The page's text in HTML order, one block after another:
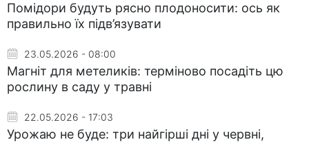
Помідори будуть рясно плодоносити: ось як
правильно їх підв’язувати
23.05.2026 - 08:00
Магніт для метеликів: терміново посадіть цю
рослину в саду у травні
22.05.2026 - 17:03
Урожаю не буде: три найгірші дні у червні,